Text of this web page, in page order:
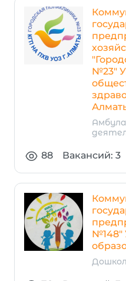
№23"
88 Вакансий: 3
№148"